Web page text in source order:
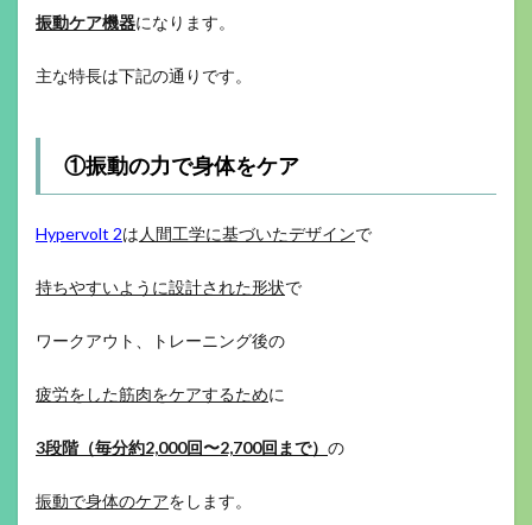
振動ケア機器になります。
主な特長は下記の通りです。
①振動の力で身体をケア
Hypervolt 2は 人間工学に基づいたデザインで
持ちやすいように設計された形状で
ワークアウト、トレーニング後の
疲労をした筋肉をケアするために
3段階（毎分約2,000回〜2,700回まで） の
振動で身体のケアをします。